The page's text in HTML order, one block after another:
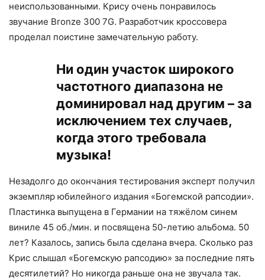
неиспользованными. Крису очень понравилось
звучание Bronze 300 7G. Разработчик кроссовера
проделал поистине замечательную работу.
Ни один участок широкого
частотного диапазона не
доминировал над другим – за
исключением тех случаев,
когда этого требовала
музыка!
Незадолго до окончания тестирования эксперт получил
экземпляр юбилейного издания «Богемской рапсодии».
Пластинка выпущена в Германии на тяжёлом синем
виниле 45 об./мин. и посвящена 50-летию альбома. 50
лет? Казалось, запись была сделана вчера. Сколько раз
Крис слышал «Богемскую рапсодию» за последние пять
десятилетий? Но никогда раньше она не звучала так.